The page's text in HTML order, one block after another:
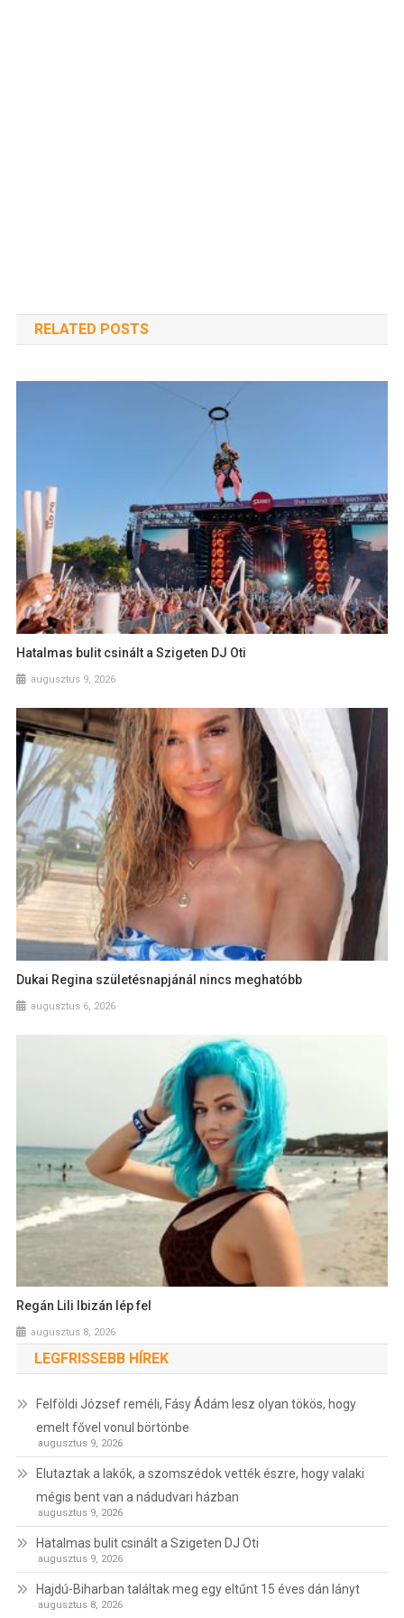
RELATED POSTS
Hatalmas bulit csinált a Szigeten DJ Oti
augusztus 9, 2026
Dukai Regina születésnapjánál nincs meghatóbb
augusztus 6, 2026
Regán Lili Ibizán lép fel
augusztus 8, 2026
LEGFRISSEBB HÍREK
Felföldi József reméli, Fásy Ádám lesz olyan tökös, hogy
emelt fővel vonul börtönbe
augusztus 9, 2026
Elutaztak a lakók, a szomszédok vették észre, hogy valaki
mégis bent van a nádudvari házban
augusztus 9, 2026
Hatalmas bulit csinált a Szigeten DJ Oti
augusztus 9, 2026
Hajdú-Biharban találtak meg egy eltűnt 15 éves dán lányt
augusztus 8, 2026